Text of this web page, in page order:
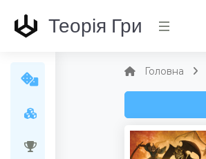
Народний рейтинг
Теорія Гри
Головна